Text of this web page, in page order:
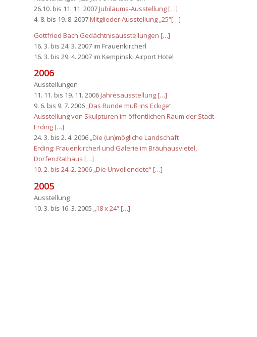
26.10. bis 11. 11. 2007Jubiläums-Ausstellung […]
4. 8. bis 19. 8. 2007Mitglieder Ausstellung „25“[…]
Gottfried Bach Gedächtnisausstellungen […]
16. 3. bis 24. 3. 2007 im Frauenkircherl
16. 3. bis 29. 4. 2007 im Kempinski Airport Hotel
2006
Ausstellungen
11. 11. bis 19. 11. 2006Jahresausstellung […]
9. 6. bis 9. 7. 2006 „Das Runde muß ins Eckige“
Ausstellung von Skulpturen im öffentlichen Raum der Stadt
Erding […]
24. 3. bis 2. 4. 2006 „Die (un)mögliche Landschaft
Erding: Frauenkircherl und Galerie im Bräuhausvietel,
Dorfen:Rathaus […]
10. 2. bis 24. 2. 2006 „Die Unvollendete“ […]
2005
Ausstellung
10. 3. bis 16. 3. 2005 „18 x 24“ […]